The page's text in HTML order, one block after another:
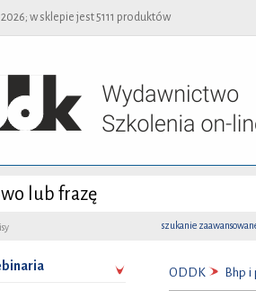
w sklepie jest 5111 produktów
szukanie
ODDK Bhp i